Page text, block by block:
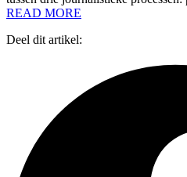
READ MORE
Deel dit artikel: